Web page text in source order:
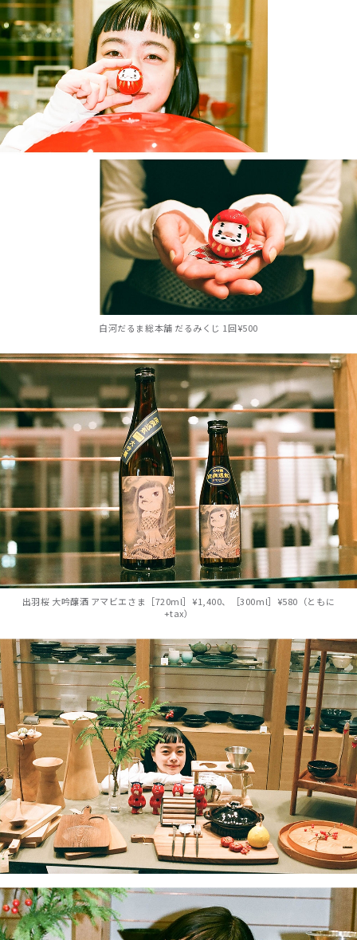
白河だるま総本舗 だるみくじ 1回¥500
出羽桜 大吟醸酒 アマビエさま［720ml］¥1,400、［300ml］¥580（ともに
+tax）